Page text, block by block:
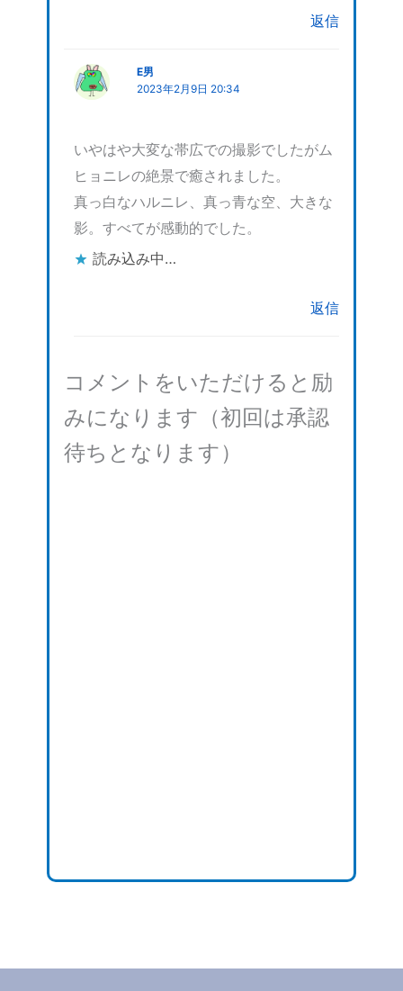
返信
E男
2023年2月9日 20:34
いやはや大変な帯広での撮影でしたがム
ヒョニレの絶景で癒されました。
真っ白なハルニレ、真っ青な空、大きな
影。すべてが感動的でした。
読み込み中…
返信
コメントをいただけると励
みになります（初回は承認
待ちとなります）